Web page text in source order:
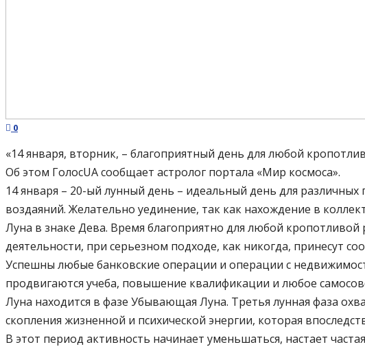
0
«14 января, вторник, – благоприятный день для любой
Об этом ГолоcUA сообщает астролог портала «Мир космоса».
14 января – 20-ый лунный день – идеальный день для
воздаяний. Желательно уединение, так как нахождение в
Луна в знаке Дева. Время благоприятно для любой
деятельности, при серьезном подходе, как никогда, принесут
Успешны любые банковские операции и операции с
продвигаются учеба, повышение квалификации и любое
Луна находится в фазе Убывающая Луна. Третья лунная фаза
скопления жизненной и психической энергии, которая
В этот период активность начинает уменьшаться, настает